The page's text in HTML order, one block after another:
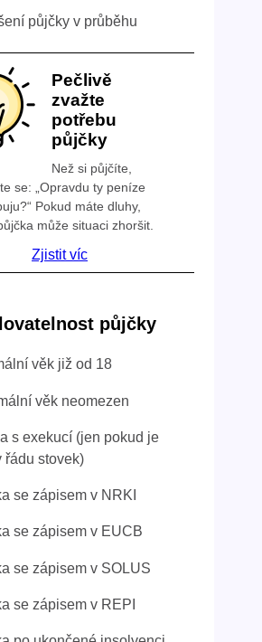
půjčky v průběhu
Pečlivě
zvažte
potřebu
půjčky
Než si půjčíte,
se: „Opravdu ty peníze
Pokud máte dluhy,
může situaci zhoršit.
Zjistit víc
půjčky
věk již od 18
věk neomezen
s exekucí (jen pokud je
řádu stovek)
se zápisem v NRKI
se zápisem v EUCB
se zápisem v SOLUS
se zápisem v REPI